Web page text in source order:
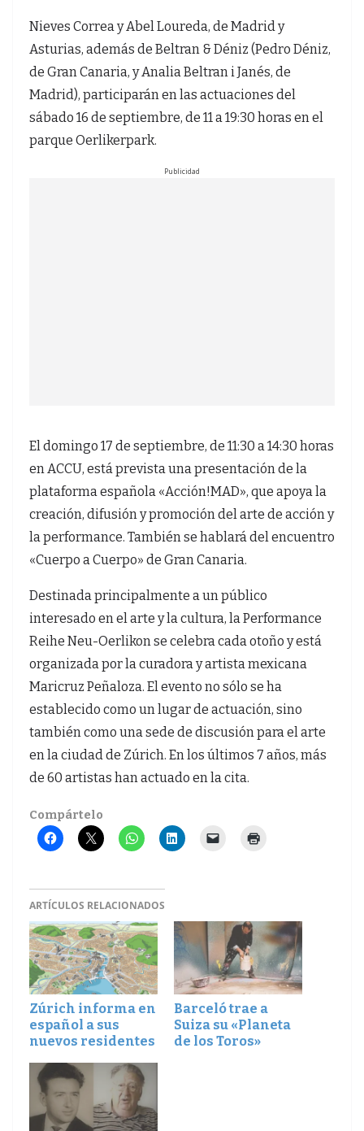
Nieves Correa y Abel Loureda, de Madrid y
Asturias, además de Beltran & Déniz (Pedro Déniz,
de Gran Canaria, y Analia Beltran i Janés, de
Madrid), participarán en las actuaciones del
sábado 16 de septiembre, de 11 a 19:30 horas en el
parque Oerlikerpark.
Publicidad
El domingo 17 de septiembre, de 11:30 a 14:30 horas
en ACCU, está prevista una presentación de la
plataforma española «Acción!MAD», que apoya la
creación, difusión y promoción del arte de acción y
la performance. También se hablará del encuentro
«Cuerpo a Cuerpo» de Gran Canaria.
Destinada principalmente a un público
interesado en el arte y la cultura, la Performance
Reihe Neu-Oerlikon se celebra cada otoño y está
organizada por la curadora y artista mexicana
Maricruz Peñaloza. El evento no sólo se ha
establecido como un lugar de actuación, sino
también como una sede de discusión para el arte
en la ciudad de Zúrich. En los últimos 7 años, más
de 60 artistas han actuado en la cita.
Compártelo
ARTÍCULOS RELACIONADOS
Zúrich informa en
español a sus
nuevos residentes
Barceló trae a
Suiza su «Planeta
de los Toros»